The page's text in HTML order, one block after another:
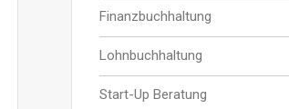
Finanzbuchhaltung
Lohnbuchhaltung
Start-Up Beratung